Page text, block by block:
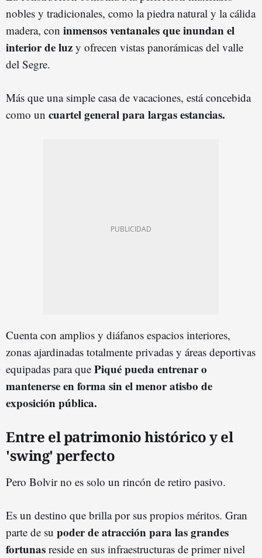
nobles y tradicionales, como la piedra natural y la cálida
madera, con inmensos ventanales que inundan el
interior de luz y ofrecen vistas panorámicas del valle
del Segre.
Más que una simple casa de vacaciones, está concebida
como un cuartel general para largas estancias.
Cuenta con amplios y diáfanos espacios interiores,
zonas ajardinadas totalmente privadas y áreas deportivas
equipadas para que Piqué pueda entrenar o
mantenerse en forma sin el menor atisbo de
exposición pública.
Entre el patrimonio histórico y el
'swing' perfecto
Pero Bolvir no es solo un rincón de retiro pasivo.
Es un destino que brilla por sus propios méritos. Gran
parte de su poder de atracción para las grandes
fortunas reside en sus infraestructuras de primer nivel